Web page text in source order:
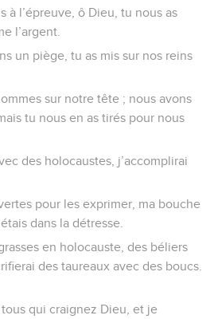
à l’épreuve, ô Dieu, tu nous as
l’argent.
un piège, tu as mis sur nos reins
sur notre tête ; nous avons
tu nous en as tirés pour nous
des holocaustes, j’accomplirai
pour les exprimer, ma bouche
dans la détresse.
en holocauste, des béliers
des taureaux avec des boucs.
qui craignez Dieu, et je